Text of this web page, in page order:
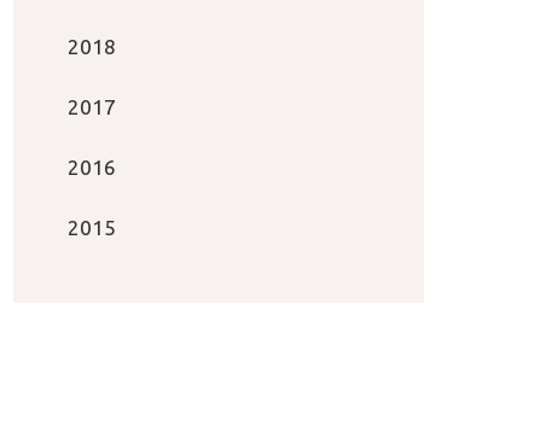
2018
2017
2016
2015